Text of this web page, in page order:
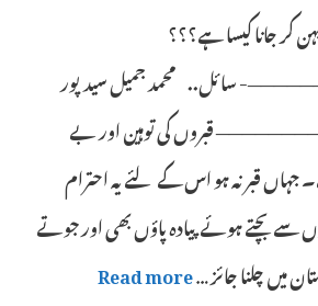
کر جانا کیسا ہے؟؟؟
سائل.. محمد جمیل سیدپور
قبروں کی توہین اور بے
جہاں قبر نہ ہو اس کے لئے یہ احترام
سے بچتے ہوئے پیادہ پاؤں بھی اور جوتے
میں چلنا جائز …Read more